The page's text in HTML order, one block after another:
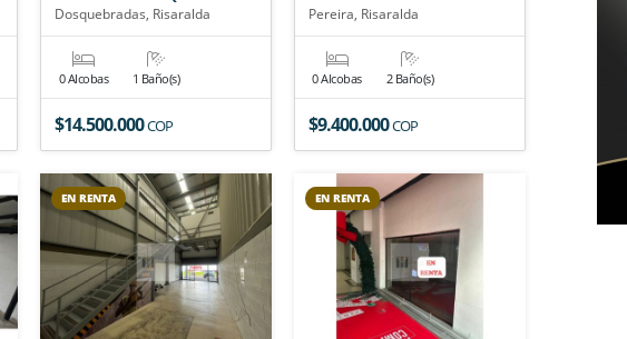
Dosquebradas, Risaralda
0 Alcobas 1 Baño(s)
$14.500.000COP
Pereira, Risaralda
0 Alcobas 2 Baño(s)
$9.400.000COP
EN RENTA EN RENTA